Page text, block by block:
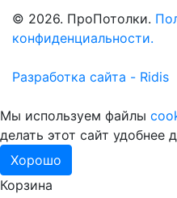
© 2026. ПроПотолки.
конфиденциальности.
Разработка сайта - Ridis
Мы используем файлы
делать этот сайт удобнее
Хорошо
Корзина